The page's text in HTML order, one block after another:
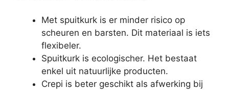
Met spuitkurk is er minder risico op
scheuren en barsten. Dit materiaal is iets
flexibeler.
Spuitkurk is ecologischer. Het bestaat
enkel uit natuurlijke producten.
Crepi is beter geschikt als afwerking bij